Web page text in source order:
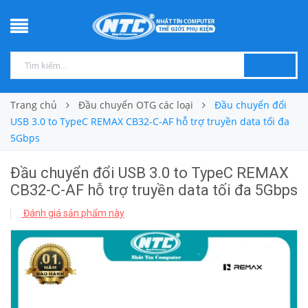
Trang chủ Đầu chuyển OTG các loại
Đầu chuyển đổi
USB 3.0 to TypeC REMAX CB32-C-AF hỗ trợ truyền data tối đa
5Gbps
Đầu chuyển đổi USB 3.0 to TypeC REMAX
CB32-C-AF hỗ trợ truyền data tối đa 5Gbps
Đánh giá sản phẩm này